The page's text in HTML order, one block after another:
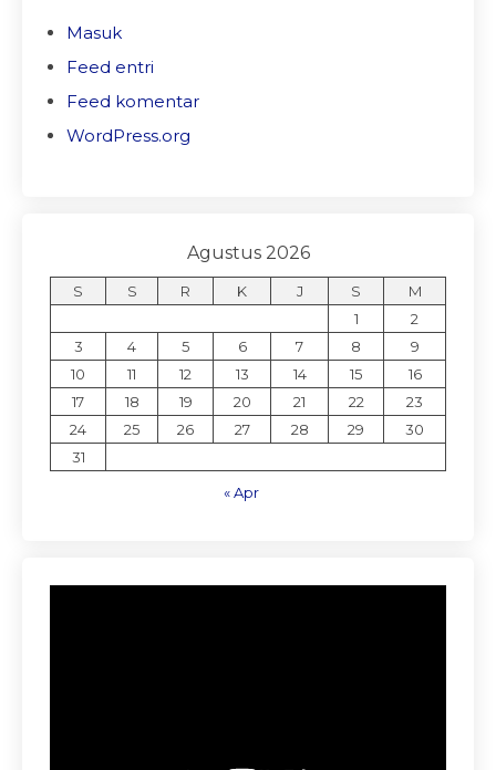
Masuk
Feed entri
Feed komentar
WordPress.org
Agustus 2026
S S R K J S
M
1
2
3
4 5 6 7 8
9
10
11 12 13 14 15
16
17
18 19 20 21 22
23
24
25 26 27 28 29
30
31
« Apr